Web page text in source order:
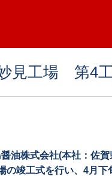
見工場 第4
油株式会社(本社：佐賀
の竣工式を行い、4月